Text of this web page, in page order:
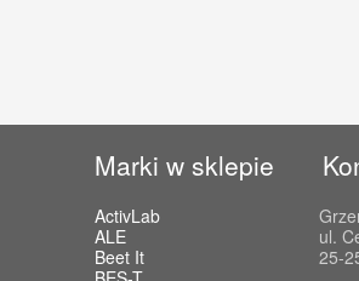
Marki w sklepie
ActivLab
ALE
Beet It
ul.
25-